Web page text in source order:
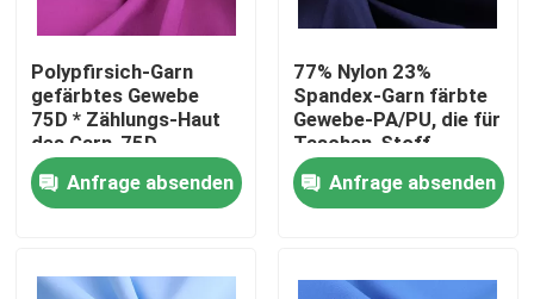
Produkte
Polyester-Taftgewebe
Nylontaft-Gewebe
Polyester-Gewebe
Polypfirsich-Garn
gefärbtes Gewebe
75D * Zählungs-Haut
des Garn-75D -
freundlich
Anfrage absenden
77% Nylon 23%
Spandex-Garn färbte
Gewebe-PA/PU, die für
Taschen-Stoff
beschichtet wurden
Anfrage absenden